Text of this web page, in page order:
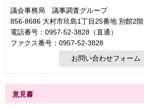
議会事務局 議事調査グループ
856-8686 大村市玖島1丁目25番地 別館2階
電話番号：0957-52-3828（直通）
ファクス番号：0957-52-3828
意見書